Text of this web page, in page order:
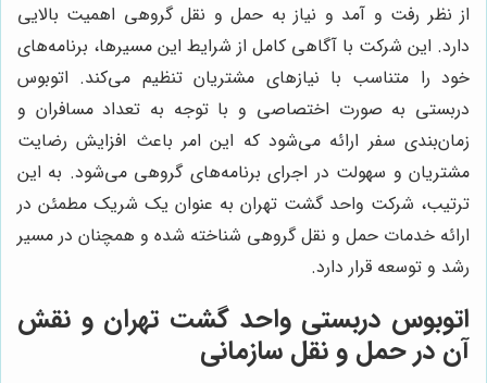
از نظر رفت و آمد و نیاز به حمل و نقل گروهی اهمیت بالایی
دارد. این شرکت با آگاهی کامل از شرایط این مسیرها، برنامه‌های
خود را متناسب با نیازهای مشتریان تنظیم می‌کند. اتوبوس
دربستی به صورت اختصاصی و با توجه به تعداد مسافران و
زمان‌بندی سفر ارائه می‌شود که این امر باعث افزایش رضایت
مشتریان و سهولت در اجرای برنامه‌های گروهی می‌شود. به این
ترتیب، شرکت واحد گشت تهران به عنوان یک شریک مطمئن در
ارائه خدمات حمل و نقل گروهی شناخته شده و همچنان در مسیر
رشد و توسعه قرار دارد.
اتوبوس دربستی واحد گشت تهران و نقش
آن در حمل و نقل سازمانی